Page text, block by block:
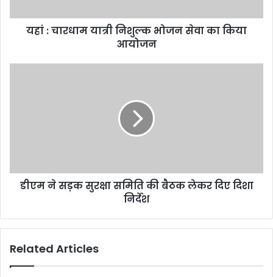
यहां : चारधाम यात्री निशुल्क भोजन सेवा का किया
आयोजन
डीएम ने सड़क सुरक्षा समिति की बैठक लेकर दिए दिशा
निर्देश
Related Articles